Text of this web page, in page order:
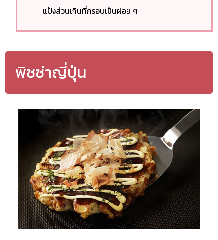
แป้งส่วนเกินที่กรอบเป็นฝอย ๆ
พิซซ่าญี่ปุ่น